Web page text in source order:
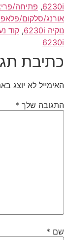
6230i
,
אורנג/סלקום/
נוקיה 6230i
, קוד
6230i
כתיבת
האימייל לא יוצג
התגובה שלך *
שם *